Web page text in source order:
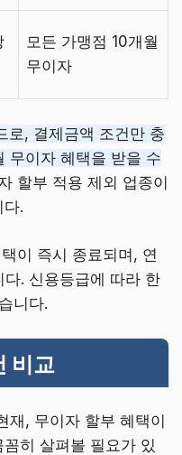
모든 가맹점 10개월
무이자
로, 결제금액 조건만 충
무이자 혜택을 받을 수
할부 적용 제외 업종이
.
이 즉시 종료되며, 연
. 신용등급에 따라 한
니다.
비교
재, 무이자 할부 혜택이
히 살펴볼 필요가 있